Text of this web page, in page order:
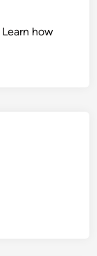
Learn how